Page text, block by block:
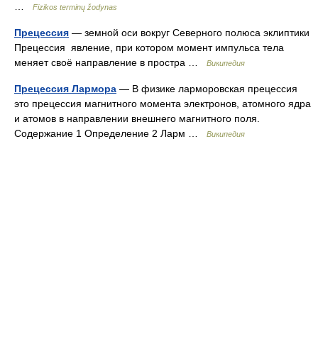
…
Fizikos terminų žodynas
Прецессия — земной оси вокруг Северного полюса эклиптики
Прецессия явление, при котором момент импульса тела
меняет своё направление в простра …
Википедия
Прецессия Лармора — В физике ларморовская прецессия
это прецессия магнитного момента электронов, атомного ядра
и атомов в направлении внешнего магнитного поля.
Содержание 1 Определение 2 Ларм …
Википедия